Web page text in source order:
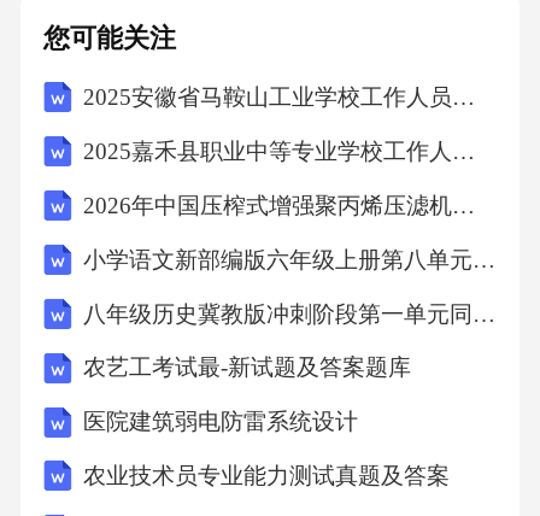
顶可爱的小帽子。现在市面上很多宝宝帽子都
固定作用，兜帽上的绳子一般也都相当结实，
一不小心勒住宝宝脖子，同样危险。
3、学步的宝宝，宝宝开始蹒跚学步了，越到这
个时候，越不能掉以轻心。宝宝对事物的分辨
能力不强，不能及时发现身边的危险，例如，
在室内活动的宝宝如果走到窗边玩窗帘绳，就
化险为夷的措施
您可能关注
2025安徽省马鞍山工业学校工作人员招聘考试试题
2025嘉禾县职业中等专业学校工作人员招聘考试试题
2026年中国压榨式增强聚丙烯压滤机市场调查研究报告
小学语文新部编版六年级上册第八单元习作 传承好家风教案（2026秋）
八年级历史冀教版冲刺阶段第一单元同步测试卷基础版A卷
农艺工考试最-新试题及答案题库
医院建筑弱电防雷系统设计
农业技术员专业能力测试真题及答案